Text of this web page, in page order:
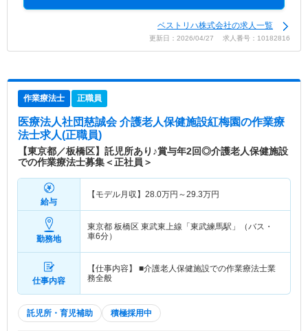
ベストリハ株式会社の求人一覧
更新日：2026/04/27 求人番号：10182816
作業療法士 正職員
医療法人社団慈誠会 介護老人保健施設紅梅園の作業療
法士求人(正職員)
【東京都／板橋区】託児所あり♪賞与年2回◎介護老人保健施設
での作業療法士募集＜正社員＞
給与
【モデル月収】 28.0万円～29.3万円
勤務地
東京都 板橋区 東武東上線「東武練馬駅」（バス・
車6分）
仕事内容
【仕事内容】 ■介護老人保健施設での作業療法士業
務全般
託児所・育児補助 積極採用中